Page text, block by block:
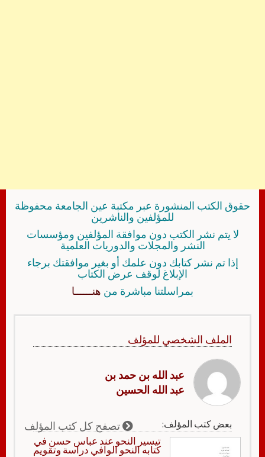
حقوق الكتب المنشورة عبر مكتبة عين الجامعة محفوظة
للمؤلفين والناشرين
لا يتم نشر الكتب دون موافقة المؤلفين ومؤسسات
النشر والمجلات والدوريات العلمية
إذا تم نشر كتابك دون علمك أو بغير موافقتك برجاء
الإبلاغ لوقف عرض الكتاب
بمراسلتنا مباشرة من هنــــــا
الملف الشخصي للمؤلف
عبد الله بن حمد بن
عبد الله الحسين
بعض كتب المؤلف: تصفح كل كتب المؤلف
تيسير النحو عند عباس حسن في
كتابه النحو الوافي دراسة وتقويم